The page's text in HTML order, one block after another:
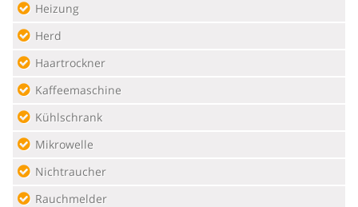
Heizung
Herd
Haartrockner
Kaffeemaschine
Kühlschrank
Mikrowelle
Nichtraucher
Rauchmelder